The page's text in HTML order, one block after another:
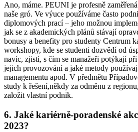
Ano, máme. PEUNI je profesně
naše gró. Ve výuce používáme často
diplomových prací – jeho možnou
jak se z akademických plánů stávají
bonusy a benefity pro studenty Centrum
workshopy, kde se studenti dozvědí od
navíc, zjistí, s čím se manažeři potýkají
jejich provozování a jaké metody
managementu apod. V předmětu
study k řešení,někdy za odměnu z
založit vlastní podnik.
6. Jaké kariérně-poradenské
2023?